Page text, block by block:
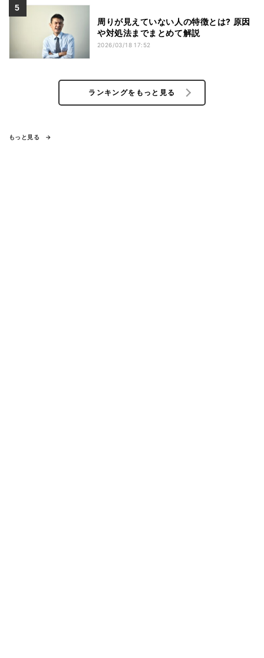
周りが見えていない人の特徴とは? 原因
や対処法までまとめて解説
2026/03/18 17:52
ランキングをもっと見る
もっと見る